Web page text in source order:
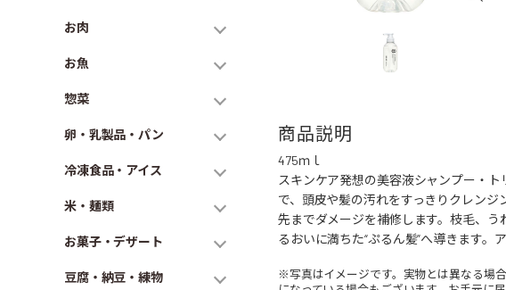
お肉
お魚
惣菜
卵・乳製品・パン
冷凍食品・アイス
米・麺類
お菓子・デザート
豆腐・納豆・練物
商品説明
475ｍｌ
スキンケア発想の美容液シャンプー・
で、頭皮や髪の汚れをすっきりクレン
先までダメージを補修します。枝毛、う
るおいに満ちた“ぷるん髪”へ導きます。
※写真はイメージです。実物とは異なる場